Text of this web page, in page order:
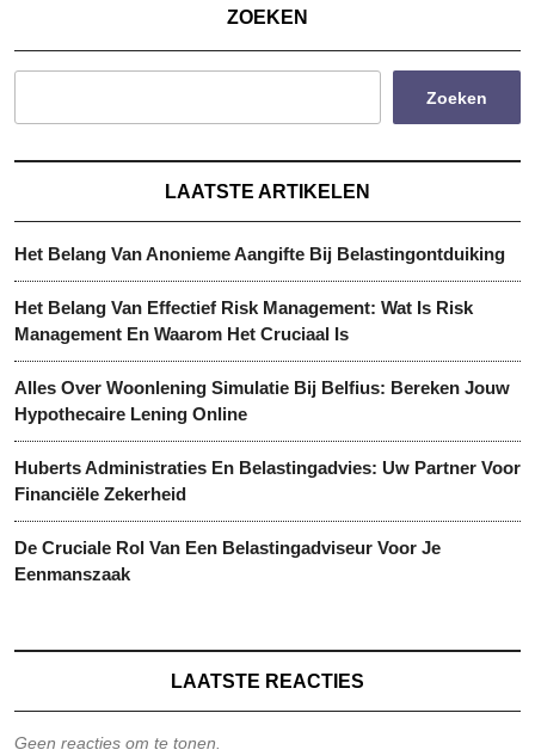
ZOEKEN
Zoeken
LAATSTE ARTIKELEN
Het Belang Van Anonieme Aangifte Bij Belastingontduiking
Het Belang Van Effectief Risk Management: Wat Is Risk
Management En Waarom Het Cruciaal Is
Alles Over Woonlening Simulatie Bij Belfius: Bereken Jouw
Hypothecaire Lening Online
Huberts Administraties En Belastingadvies: Uw Partner Voor
Financiële Zekerheid
De Cruciale Rol Van Een Belastingadviseur Voor Je
Eenmanszaak
LAATSTE REACTIES
Geen reacties om te tonen.